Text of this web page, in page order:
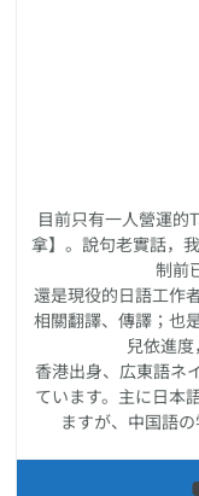
目前只有一人營運的
拿】。說句老實話，
制前
還是現役的日語工作
相關翻譯、傳譯；也
兒依進度
香港出身、広東語ネ
ています。主に日本
ますが、中国語